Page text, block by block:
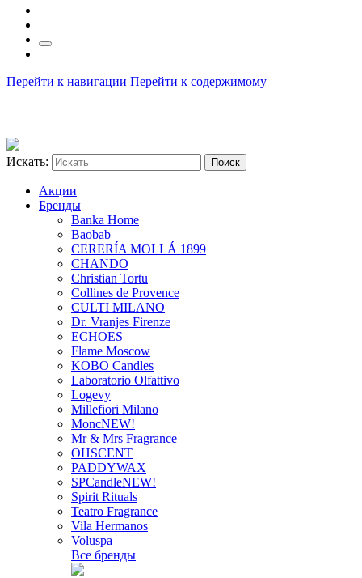
Перейти к навигации Перейти к содержимому
Искать:
Акции
Бренды
Banka Home
Baobab
CERERÍA MOLLÁ 1899
CHANDO
Christian Tortu
Collines de Provence
CULTI MILANO
Dr. Vranjes Firenze
ECHOES
Flame Moscow
KOBO Candles
Laboratorio Olfattivo
Logevy
Millefiori Milano
MoncNEW!
Mr & Mrs Fragrance
OHSCENT
PADDYWAX
SPCandleNEW!
Spirit Rituals
Teatro Fragrance
Vila Hermanos
Voluspa
Все бренды